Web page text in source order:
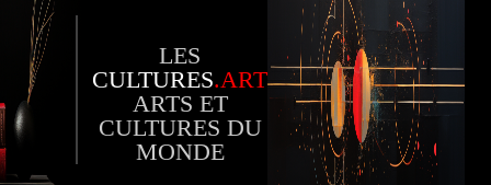
LES
CULTURES.ART
ARTS ET
CULTURES DU
MONDE